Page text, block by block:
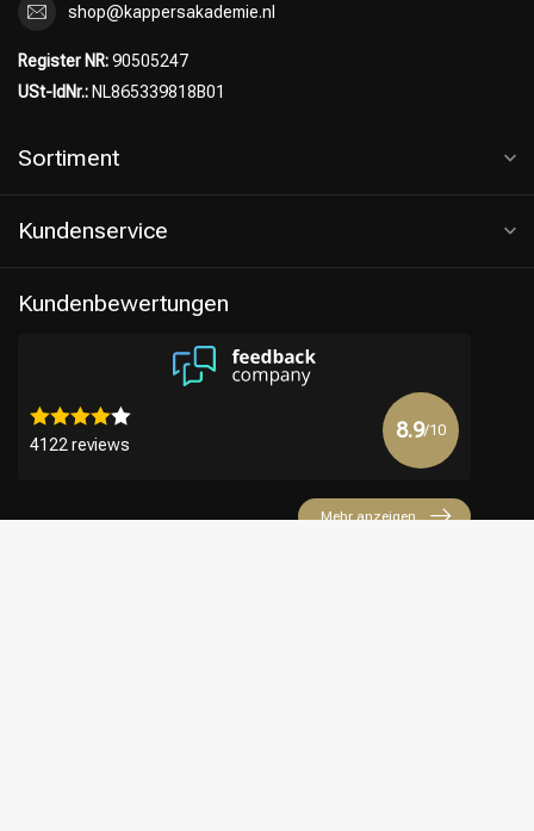
shop@kappersakademie.nl
Register NR:90505247
USt-IdNr.: NL865339818B01
Sortiment
Kundenservice
Kundenbewertungen
4122 reviews
8.9/10
Mehr anzeigen